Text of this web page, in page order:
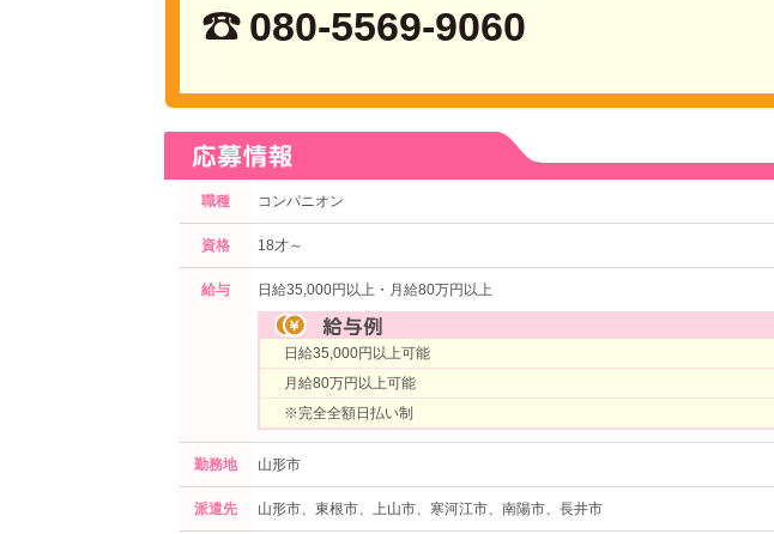
080-5569-9060
職種 コンパニオン
資格 18才～
給与 日給35,000円以上・月給80万円以上
日給35,000円以上可能
月給80万円以上可能
※完全全額日払い制
勤務地 山形市
派遣先 山形市、東根市、上山市、寒河江市、南陽市、長井市